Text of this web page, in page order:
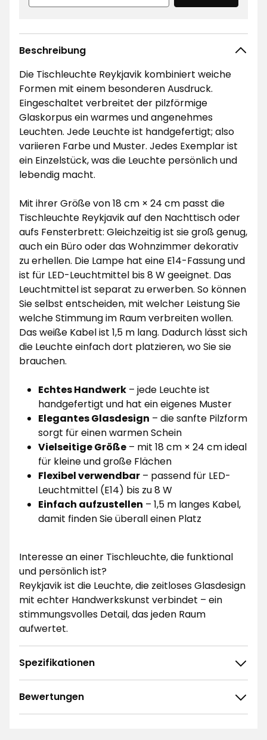
Beschreibung
Die Tischleuchte Reykjavik kombiniert weiche
Formen mit einem besonderen Ausdruck.
Eingeschaltet verbreitet der pilzförmige
Glaskorpus ein warmes und angenehmes
Leuchten. Jede Leuchte ist handgefertigt; also
variieren Farbe und Muster. Jedes Exemplar ist
ein Einzelstück, was die Leuchte persönlich und
lebendig macht.
Mit ihrer Größe von 18 cm × 24 cm passt die
Tischleuchte Reykjavik auf den Nachttisch oder
aufs Fensterbrett: Gleichzeitig ist sie groß genug,
auch ein Büro oder das Wohnzimmer dekorativ
zu erhellen. Die Lampe hat eine E14-Fassung und
ist für LED-Leuchtmittel bis 8 W geeignet. Das
Leuchtmittel ist separat zu erwerben. So können
Sie selbst entscheiden, mit welcher Leistung Sie
welche Stimmung im Raum verbreiten wollen.
Das weiße Kabel ist 1,5 m lang. Dadurch lässt sich
die Leuchte einfach dort platzieren, wo Sie sie
brauchen.
Echtes Handwerk – jede Leuchte ist
handgefertigt und hat ein eigenes Muster
Elegantes Glasdesign – die sanfte Pilzform
sorgt für einen warmen Schein
Vielseitige Größe – mit 18 cm × 24 cm ideal
für kleine und große Flächen
Flexibel verwendbar – passend für LED-
Leuchtmittel (E14) bis zu 8 W
Einfach aufzustellen – 1,5 m langes Kabel,
damit finden Sie überall einen Platz
Interesse an einer Tischleuchte, die funktional
und persönlich ist?
Reykjavik ist die Leuchte, die zeitloses Glasdesign
mit echter Handwerkskunst verbindet – ein
stimmungsvolles Detail, das jeden Raum
aufwertet.
Spezifikationen
Bewertungen
4.8